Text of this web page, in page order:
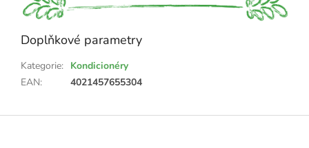
Doplňkové parametry
Kategorie: Kondicionéry
EAN: 4021457655304
Z